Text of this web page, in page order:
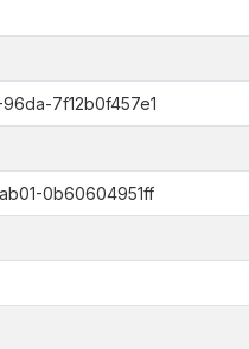
7f12b0f457e1
0b60604951ff